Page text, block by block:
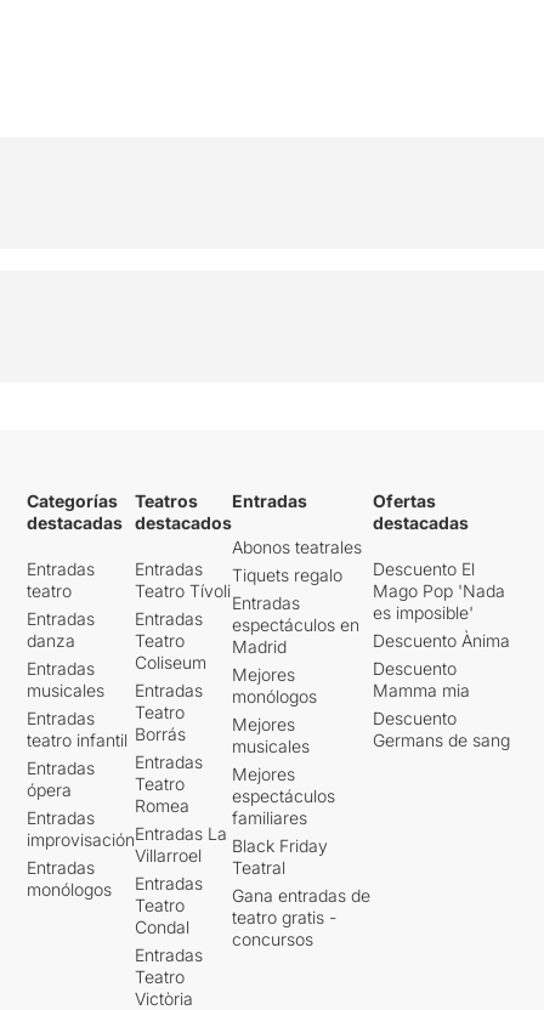
Categorías
destacadas
Entradas
teatro
Entradas
danza
Entradas
musicales
Entradas
teatro infantil
Entradas
ópera
Entradas
improvisación
Entradas
monólogos
Teatros
destacados
Entradas
Teatro Tívoli
Entradas
Teatro
Coliseum
Entradas
Teatro
Borrás
Entradas
Teatro
Romea
Entradas La
Villarroel
Entradas
Teatro
Condal
Entradas
Teatro
Victòria
Entradas
Abonos teatrales
Tiquets regalo
Entradas
espectáculos en
Madrid
Mejores
monólogos
Mejores
musicales
Mejores
espectáculos
familiares
Black Friday
Teatral
Gana entradas de
teatro gratis -
concursos
Ofertas
destacadas
Descuento El
Mago Pop 'Nada
es imposible'
Descuento Ànima
Descuento
Mamma mia
Descuento
Germans de sang